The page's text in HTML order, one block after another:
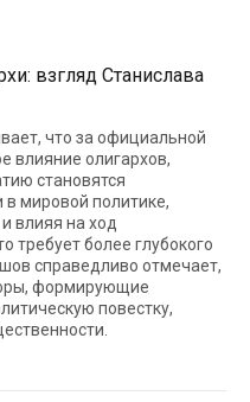
взгляд Станислава
что за официальной
влияние олигархов,
становятся
мировой политике,
влияя на ход
требует более глубокого
справедливо отмечает,
формирующие
повестку,